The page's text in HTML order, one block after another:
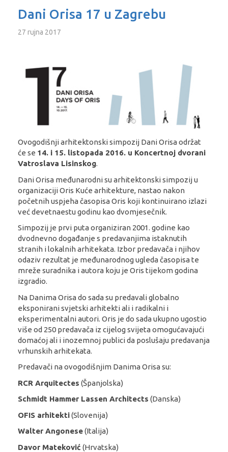
Dani Orisa 17 u Zagrebu
27 rujna 2017
Ovogodišnji arhitektonski simpozij Dani Orisa održat
će se 14. i 15. listopada 2016. u Koncertnoj dvorani
Vatroslava Lisinskog.
Dani Orisa međunarodni su arhitektonski simpozij u
organizaciji Oris Kuće arhitekture, nastao nakon
početnih uspjeha časopisa Oris koji kontinuirano izlazi
već devetnaestu godinu kao dvomjesečnik.
Simpozij je prvi puta organiziran 2001. godine kao
dvodnevno događanje s predavanjima istaknutih
stranih i lokalnih arhitekata. Izbor predavača i njihov
odaziv rezultat je međunarodnog ugleda časopisa te
mreže suradnika i autora koju je Oris tijekom godina
izgradio.
Na Danima Orisa do sada su predavali globalno
eksponirani svjetski arhitekti ali i radikalni i
eksperimentalni autori. Oris je do sada ukupno ugostio
više od 250 predavača iz cijelog svijeta omogućavajući
domaćoj ali i inozemnoj publici da poslušaju predavanja
vrhunskih arhitekata.
Predavači na ovogodišnjim Danima Orisa su:
RCR Arquitectes (Španjolska)
Schmidt Hammer Lassen Architects (Danska)
OFIS arhitekti(Slovenija)
Walter Angonese(Italija)
Davor Mateković (Hrvatska)